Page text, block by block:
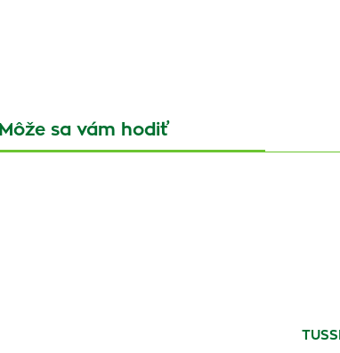
Môže sa vám hodiť